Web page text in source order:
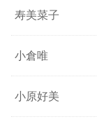
寿美菜子
小倉唯
小原好美